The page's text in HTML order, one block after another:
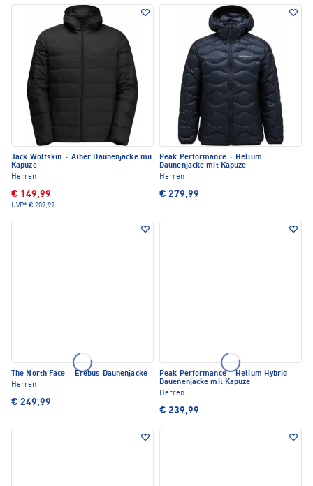
Jack Wolfskin · Ather Daunenjacke mit
Kapuze
Herren
€ 149,99
UVP* € 209,99
Peak Performance · Helium
Daunenjacke mit Kapuze
Herren
€ 279,99
The North Face · Erebus Daunenjacke
Herren
€ 249,99
Peak Performance·Helium Hybrid
Dauenenjacke mit Kapuze
Herren
€ 239,99